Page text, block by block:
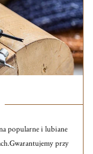
popularne i lubiane
Gwarantujemy przy